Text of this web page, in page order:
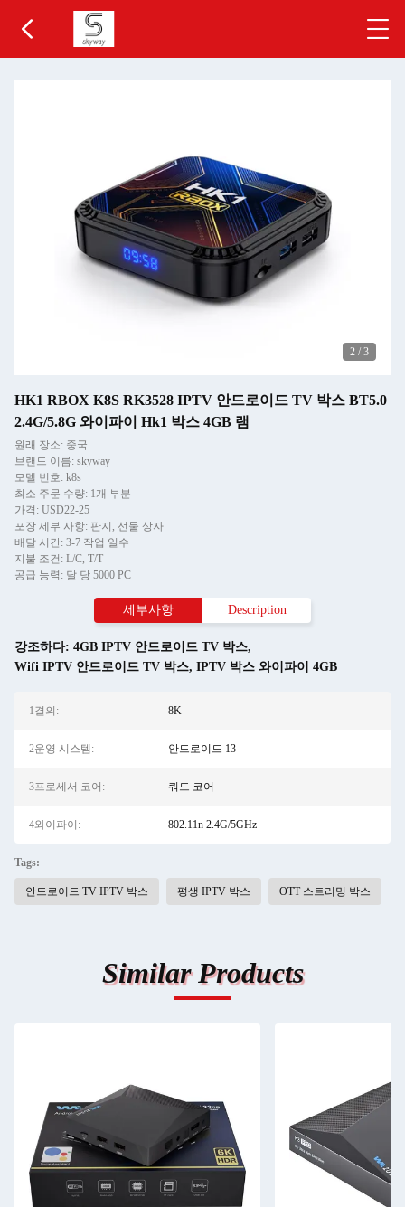
2 / 3
HK1 RBOX K8S RK3528 IPTV 안드로이드 TV 박스 BT5.0
2.4G/5.8G 와이파이 Hk1 박스 4GB 램
원래 장소: 중국
브랜드 이름: skyway
모델 번호: k8s
최소 주문 수량: 1개 부분
가격: USD22-25
포장 세부 사항: 판지, 선물 상자
배달 시간: 3-7 작업 일수
지불 조건: L/C, T/T
공급 능력: 달 당 5000 PC
세부사항 Description
강조하다: 4GB IPTV 안드로이드 TV 박스,
Wifi IPTV 안드로이드 TV 박스, IPTV 박스 와이파이 4GB
1결의: 8K
2운영 시스템: 안드로이드 13
3프로세서 코어: 쿼드 코어
4와이파이: 802.11n 2.4G/5GHz
Tags:
안드로이드 TV IPTV 박스 평생 IPTV 박스 OTT 스트리밍 박스
Similar Products